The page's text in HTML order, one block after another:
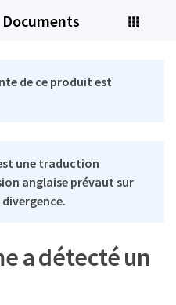
Documents
de ce produit est
une traduction
anglaise prévaut sur
a détecté un